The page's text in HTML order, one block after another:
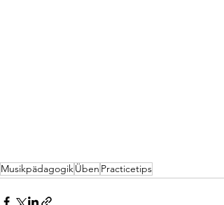
MusikpädagogikÜben Practicetips